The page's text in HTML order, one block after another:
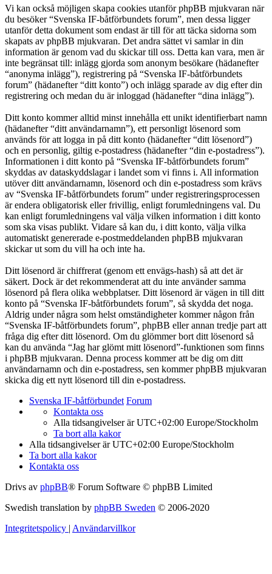
Vi kan också möjligen skapa cookies utanför phpBB mjukvaran när
du besöker “Svenska IF-båtförbundets forum”, men dessa ligger
utanför detta dokument som endast är till för att täcka sidorna som
skapats av phpBB mjukvaran. Det andra sättet vi samlar in din
information är genom vad du skickar till oss. Detta kan vara, men är
inte begränsat till: inlägg gjorda som anonym besökare (hädanefter
“anonyma inlägg”), registrering på “Svenska IF-båtförbundets
forum” (hädanefter “ditt konto”) och inlägg sparade av dig efter din
registrering och medan du är inloggad (hädanefter “dina inlägg”).
Ditt konto kommer alltid minst innehålla ett unikt identifierbart namn
(hädanefter “ditt användarnamn”), ett personligt lösenord som
används för att logga in på ditt konto (hädanefter “ditt lösenord”)
och en personlig, giltig e-postadress (hädanefter “din e-postadress”).
Informationen i ditt konto på “Svenska IF-båtförbundets forum”
skyddas av dataskyddslagar i landet som vi finns i. All information
utöver ditt användarnamn, lösenord och din e-postadress som krävs
av “Svenska IF-båtförbundets forum” under registreringsprocessen
är endera obligatorisk eller frivillig, enligt forumledningens val. Du
kan enligt forumledningens val välja vilken information i ditt konto
som ska visas publikt. Vidare så kan du, i ditt konto, välja vilka
automatiskt genererade e-postmeddelanden phpBB mjukvaran
skickar ut som du vill ha och inte ha.
Ditt lösenord är chiffrerat (genom ett envägs-hash) så att det är
säkert. Dock är det rekommenderat att du inte använder samma
lösenord på flera olika webbplatser. Ditt lösenord är vägen in till ditt
konto på “Svenska IF-båtförbundets forum”, så skydda det noga.
Aldrig under några som helst omständigheter kommer någon från
“Svenska IF-båtförbundets forum”, phpBB eller annan tredje part att
fråga dig efter ditt lösenord. Om du glömmer bort ditt lösenord så
kan du använda “Jag har glömt mitt lösenord”-funktionen som finns
i phpBB mjukvaran. Denna process kommer att be dig om ditt
användarnamn och din e-postadress, sen kommer phpBB mjukvaran
skicka dig ett nytt lösenord till din e-postadress.
Svenska IF-båtförbundet Forum
Kontakta oss
Alla tidsangivelser är UTC+02:00 Europe/Stockholm
Ta bort alla kakor
Alla tidsangivelser är UTC+02:00 Europe/Stockholm
Ta bort alla kakor
Kontakta oss
Drivs av phpBB® Forum Software © phpBB Limited
Swedish translation by phpBB Sweden © 2006-2020
Integritetspolicy | Användarvillkor